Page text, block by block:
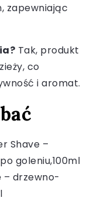
zapewniając
Tak, produkt
co
i aromat.
Shave –
goleniu,100ml
– drzewno-